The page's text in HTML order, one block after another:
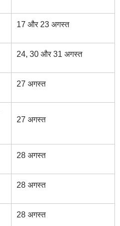
17 और 23 अगस्त
24, 30 और 31 अगस्त
27 अगस्त
27 अगस्त
28 अगस्त
28 अगस्त
28 अगस्त